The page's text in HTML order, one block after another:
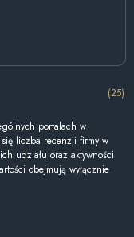
(25)
portalach w
się liczba recenzji firmy w
udziału oraz aktywności
obejmują wyłącznie